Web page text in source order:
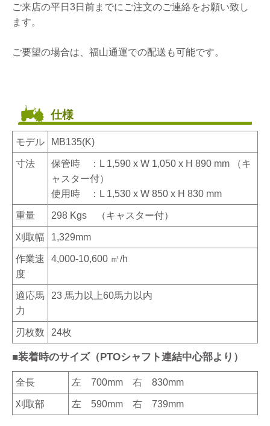
ご来店の平日3日前までにご注文のご連絡をお願い致し
ます。
ご要望の場合は、福山通運での配送も可能です。
仕様
モデル MB135(K)
寸法
保管時 ：L 1,590 x W 1,050 x H 890 mm （キ
ャスター付）
使用時 ：L 1,530 x W 850 x H 830 mm
重量 298 Kgs （キャスター付）
刈取幅 1,329mm
作業速
度
4,000-10,600 ㎡/h
適応馬
力
23 馬力以上60馬力以内
刃枚数 24枚
■装着時のサイズ（PTOシャフト連結中心部より）
全長 左 700mm 右 830mm
刈取部 左 590mm 右 739mm